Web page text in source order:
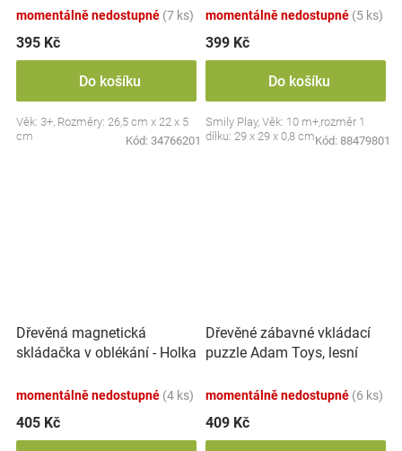
momentálně nedostupné (7 ks)
395 Kč
Do košíku
Věk: 3+, Rozměry: 26,5 cm x 22 x 5
cm
Kód: 34766201
momentálně nedostupné (5 ks)
399 Kč
Do košíku
Smily Play, Věk: 10 m+,rozměr 1
dílku: 29 x 29 x 0,8 cmKód: 88479801
Dřevěná magnetická
skládačka v oblékání - Holka
momentálně nedostupné (4 ks)
405 Kč
Dřevěné zábavné vkládací
puzzle Adam Toys, lesní
momentálně nedostupné (6 ks)
409 Kč